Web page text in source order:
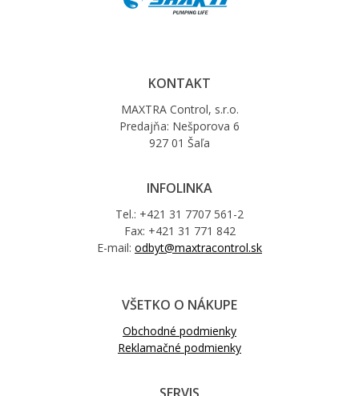
KONTAKT
MAXTRA Control, s.r.o.
Predajňa: Nešporova 6
927 01 Šaľa
INFOLINKA
Tel.: +421 31 7707 561-2
Fax: +421 31 771 842
E-mail: odbyt@maxtracontrol.sk
VŠETKO O NÁKUPE
Obchodné podmienky
Reklamačné podmienky